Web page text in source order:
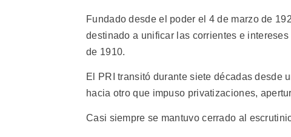
Fundado desde el poder el 4 de marzo de
destinado a unificar las corrientes e
de 1910.
El PRI transitó durante siete décadas desde
hacia otro que impuso privatizaciones,
Casi siempre se mantuvo cerrado al